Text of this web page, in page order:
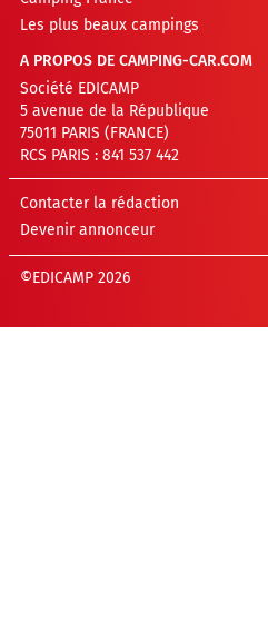
Les plus beaux campings
A PROPOS DE CAMPING-CAR.COM
Société EDICAMP
5 avenue de la République
75011 PARIS (FRANCE)
RCS PARIS : 841 537 442
Contacter la rédaction
Devenir annonceur
©EDICAMP 2026